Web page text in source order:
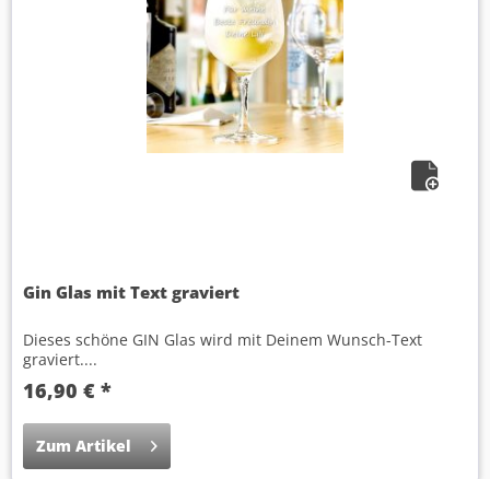
Gin Glas mit Text graviert
Dieses schöne GIN Glas wird mit Deinem Wunsch-Text
graviert....
16,90 € *
Zum Artikel